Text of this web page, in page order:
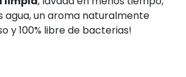
agua, un aroma naturalmente
y 100% libre de bacterias!